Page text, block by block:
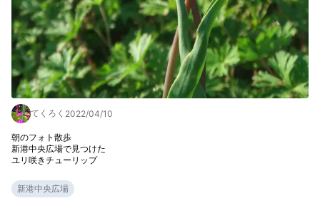
てくろく 2022/04/10
朝のフォト散歩
新港中央広場で見つけた
ユリ咲きチューリップ
新港中央広場